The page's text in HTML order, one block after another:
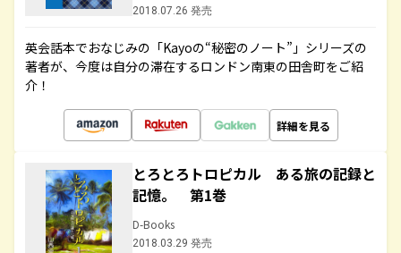
2018.07.26 発売
英会話本でおなじみの「Kayoの“秘密のノート”」シリーズの
著者が、今度は自分の滞在するロンドン南東の田舎町をご紹
介！
詳細を見る
とろとろトロピカル ある旅の記録と
記憶。 第1巻
D-Books
2018.03.29 発売